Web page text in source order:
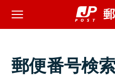
郵便番号検